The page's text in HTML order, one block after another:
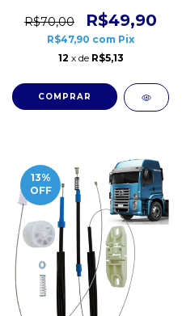
R$70,00
R$49,90
R$47,90 com Pix
12 x de R$5,13
13%
OFF